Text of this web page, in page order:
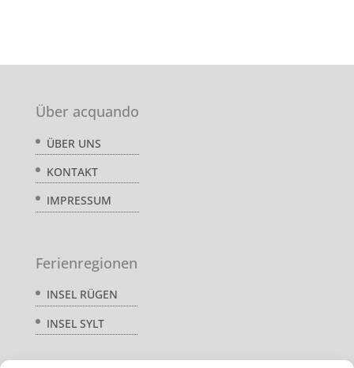
Über acquando
ÜBER UNS
KONTAKT
IMPRESSUM
Ferienregionen
INSEL RÜGEN
INSEL SYLT